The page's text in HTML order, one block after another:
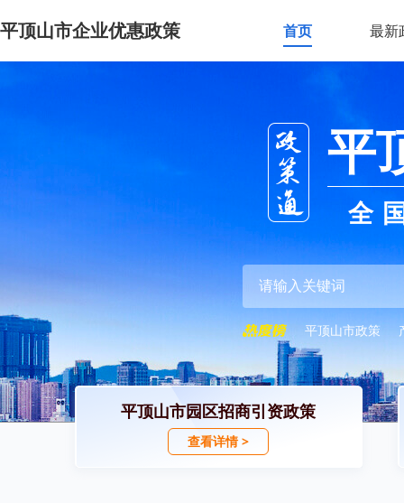
平顶山市企业优惠政策 首页 最新
平
全
平顶山市政策
平顶山市园区招商引资政策
查看详情 >